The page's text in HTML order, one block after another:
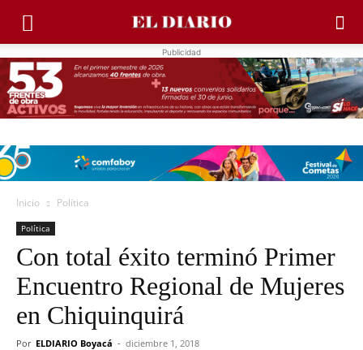
Publicidad
Inicio Política
Política
Con total éxito terminó Primer
Encuentro Regional de Mujeres
en Chiquinquirá
Por ELDIARIO Boyacá - diciembre 1, 2018